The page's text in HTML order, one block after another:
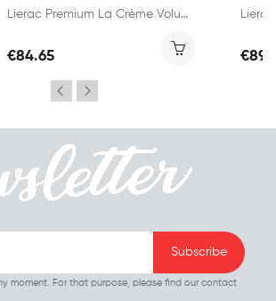
Lierac Premium La Crème Voluptueuse 50ml
€84.65
moment. For that purpose, please find our contact